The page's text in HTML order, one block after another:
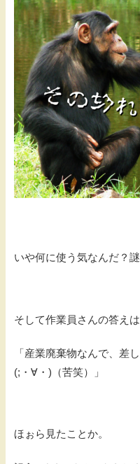
いや何に使う気なんだ？謎
そして作業員さんの答えは
「産業廃棄物なんで、差
(;・∀・)（苦笑）」
ほぉら見たことか。